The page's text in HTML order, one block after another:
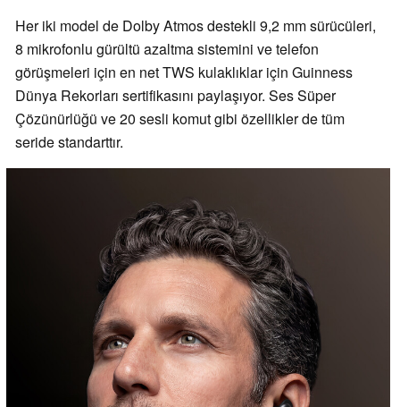
Her iki model de Dolby Atmos destekli 9,2 mm sürücüleri,
8 mikrofonlu gürültü azaltma sistemini ve telefon
görüşmeleri için en net TWS kulaklıklar için Guinness
Dünya Rekorları sertifikasını paylaşıyor. Ses Süper
Çözünürlüğü ve 20 sesli komut gibi özellikler de tüm
seride standarttır.